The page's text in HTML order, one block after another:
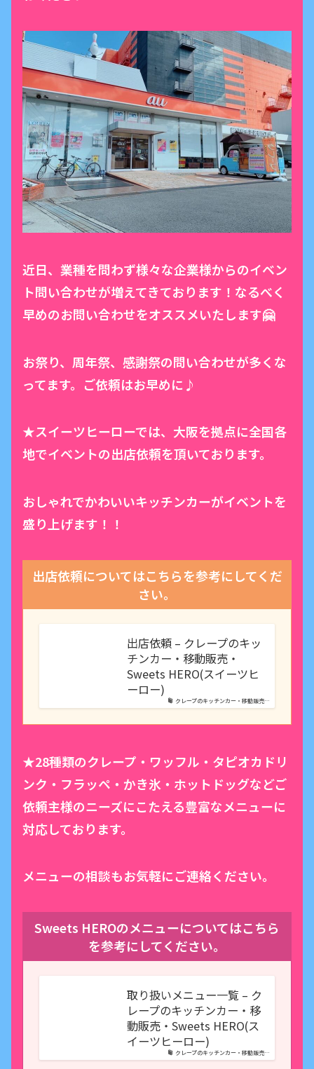
近日、業種を問わず様々な企業様からのイベン
ト問い合わせが増えてきております！なるべく
早めのお問い合わせをオススメいたします🤗
お祭り、周年祭、感謝祭の問い合わせが多くな
ってます。ご依頼はお早めに♪
★スイーツヒーローでは、大阪を拠点に全国各
地でイベントの出店依頼を頂いております。
おしゃれでかわいいキッチンカーがイベントを
盛り上げます！！
出店依頼についてはこちらを参考にしてくだ
さい。
クレープのキッチンカー・移動販売…
出店依頼 – クレープのキッ
チンカー・移動販売・
Sweets HERO(スイーツヒ
ーロー)
★28種類のクレープ・ワッフル・タピオカドリ
ンク・フラッペ・かき氷・ホットドッグなどご
依頼主様のニーズにこたえる豊富なメニューに
対応しております。
メニューの相談もお気軽にご連絡ください。
Sweets HEROのメニューについてはこちら
を参考にしてください。
クレープのキッチンカー・移動販売…
取り扱いメニュー一覧 – ク
レープのキッチンカー・移
動販売・Sweets HERO(ス
イーツヒーロー)